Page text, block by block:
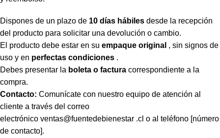
Dispones de un plazo de 10 días hábiles desde la recepción
del producto para solicitar una devolución o cambio.
El producto debe estar en su empaque original , sin signos de
uso y en perfectas condiciones .
Debes presentar la boleta o factura correspondiente a la
compra.
Contacto: Comunícate con nuestro equipo de atención al
cliente a través del correo
electrónico ventas@fuentedebienestar .cl o al teléfono [número
de contacto].